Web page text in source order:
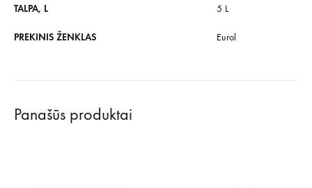
TALPA, L 5 L
PREKINIS ŽENKLAS Eurol
Panašūs produktai